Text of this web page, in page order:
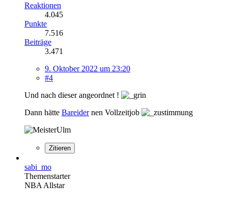
Reaktionen
4.045
Punkte
7.516
Beiträge
3.471
9. Oktober 2022 um 23:20
#4
Und nach dieser angeordnet !
Dann hätte Bareidernen Vollzeitjob
Zitieren
sabi_mo
Themenstarter
NBA Allstar